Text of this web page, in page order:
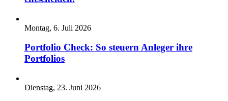
Montag, 6. Juli 2026
Portfolio Check: So steuern Anleger ihre
Portfolios
Dienstag, 23. Juni 2026